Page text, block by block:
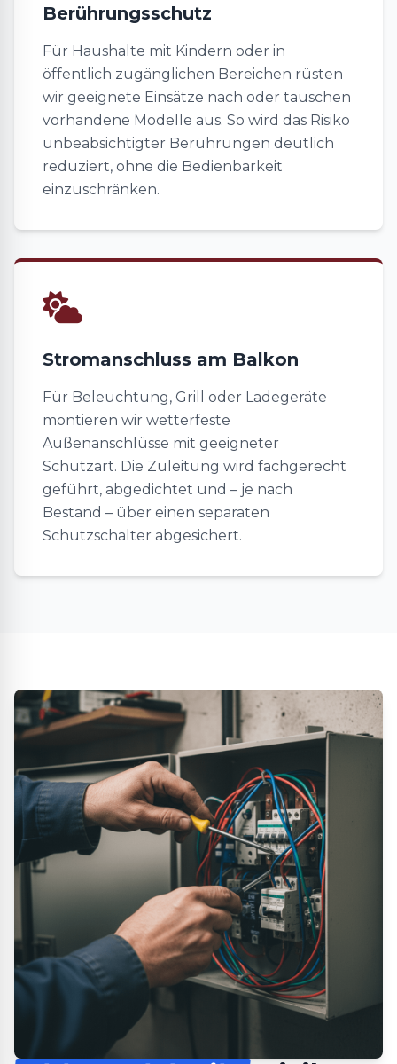
Berührungsschutz
Für Haushalte mit Kindern oder in
öffentlich zugänglichen Bereichen rüsten
wir geeignete Einsätze nach oder tauschen
vorhandene Modelle aus. So wird das Risiko
unbeabsichtigter Berührungen deutlich
reduziert, ohne die Bedienbarkeit
einzuschränken.
Stromanschluss am Balkon
Für Beleuchtung, Grill oder Ladegeräte
montieren wir wetterfeste
Außenanschlüsse mit geeigneter
Schutzart. Die Zuleitung wird fachgerecht
geführt, abgedichtet und – je nach
Bestand – über einen separaten
Schutzschalter abgesichert.